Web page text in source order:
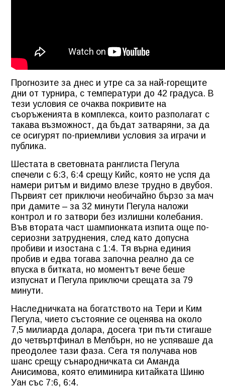
Прогнозите за днес и утре са за най-горещите
дни от турнира, с температури до 42 градуса. В
тези условия се очаква покривите на
съоръженията в комплекса, които разполагат с
такава възможност, да бъдат затваряни, за да
се осигурят по-приемливи условия за играчи и
публика.
Шестата в световната ранглиста Пегула
спечели с 6:3, 6:4 срещу Кийс, която не успя да
намери ритъм и видимо влезе трудно в двубоя.
Първият сет приключи необичайно бързо за мач
при дамите – за 32 минути Пегула наложи
контрол и го затвори без излишни колебания.
Във втората част шампионката изпита още по-
сериозни затруднения, след като допусна
пробиви и изостана с 1:4. Тя върна единия
пробив и едва тогава започна реално да се
впуска в битката, но моментът вече беше
изпуснат и Пегула приключи срещата за 79
минути.
Наследничката на богатството на Тери и Ким
Пегула, чието състояние се оценява на около
7,5 милиарда долара, досега три пъти стигаше
до четвъртфинал в Мелбърн, но не успяваше да
преодолее тази фаза. Сега тя получава нов
шанс срещу сънародничката си Аманда
Анисимова, която елиминира китайката Шиню
Уан със 7:6, 6:4.